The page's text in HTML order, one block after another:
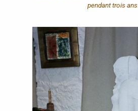
pendant trois ans